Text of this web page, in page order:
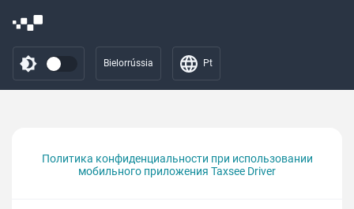
Bielorrússia Pt
Политика конфиденциальности при использовании
мобильного приложения Taxsee Driver